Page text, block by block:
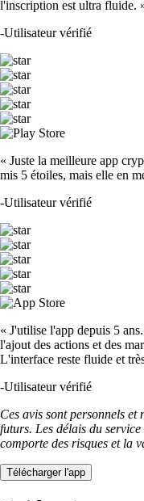
l'inscription est ultra fluide.
-Utilisateur vérifié
« Juste la meilleure app
mis 5 étoiles, mais elle en
-Utilisateur vérifié
« J'utilise l'app depuis 5
l'ajout des actions et des
L'interface reste fluide et
-Utilisateur vérifié
Ces avis sont personnels
futurs. Les délais du
comporte des risques et la
Télécharger l'app